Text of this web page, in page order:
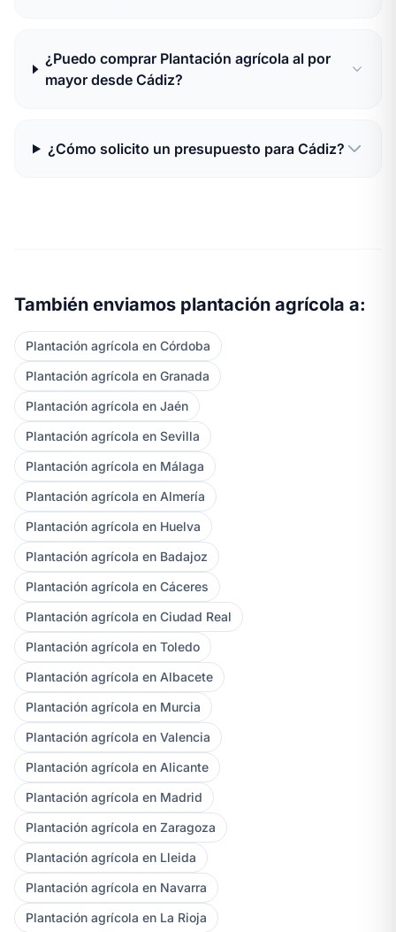
¿Puedo comprar Plantación agrícola al por
mayor desde Cádiz?
¿Cómo solicito un presupuesto para Cádiz?
También enviamos plantación agrícola a:
Plantación agrícola en Córdoba
Plantación agrícola en Granada
Plantación agrícola en Jaén
Plantación agrícola en Sevilla
Plantación agrícola en Málaga
Plantación agrícola en Almería
Plantación agrícola en Huelva
Plantación agrícola en Badajoz
Plantación agrícola en Cáceres
Plantación agrícola en Ciudad Real
Plantación agrícola en Toledo
Plantación agrícola en Albacete
Plantación agrícola en Murcia
Plantación agrícola en Valencia
Plantación agrícola en Alicante
Plantación agrícola en Madrid
Plantación agrícola en Zaragoza
Plantación agrícola en Lleida
Plantación agrícola en Navarra
Plantación agrícola en La Rioja